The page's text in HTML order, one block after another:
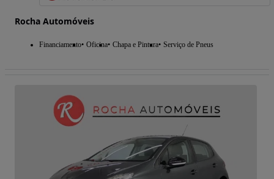
Rocha Automóveis
Financiamento Oficina Chapa e Pintura Serviço de Pneus